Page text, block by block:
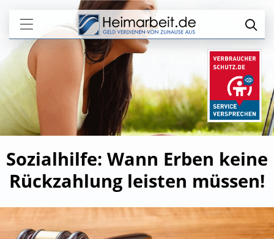
Sozialhilfe: Wann Erben keine
Rückzahlung leisten müssen!